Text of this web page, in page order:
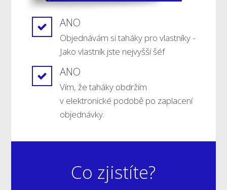
ANO
Objednávám si taháky pro vlastníky -
Jako vlastník jste nejvyšší šéf
ANO
Vím, že taháky obdržím
v elektronické podobě po zaplacení
objednávky.
Co zjistíte?